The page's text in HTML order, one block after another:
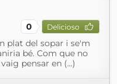
0 Delicioso
plat del sopar i se'm
bé. Com que no
pensar en (...)